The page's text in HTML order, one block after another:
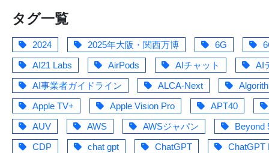
タグ一覧
2024 2025年大阪・関西万博 6G
AI21 Labs
AirPods AIチャット
AI
AI事業者ガイドライン
ALCA-Next
Apple TV+
Apple Vision Pro
APT40
AUV
AWS AWSジャパン
Beyond
CDP
chat gpt ChatGPT
ChatGPT